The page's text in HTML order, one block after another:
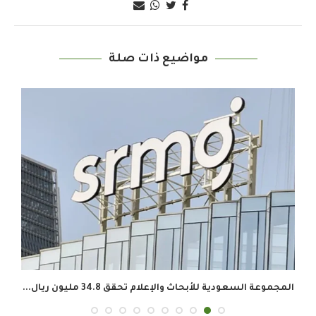
مواضيع ذات صلة
المجموعة السعودية للأبحاث والإعلام تحقق 34.8 مليون ريال...